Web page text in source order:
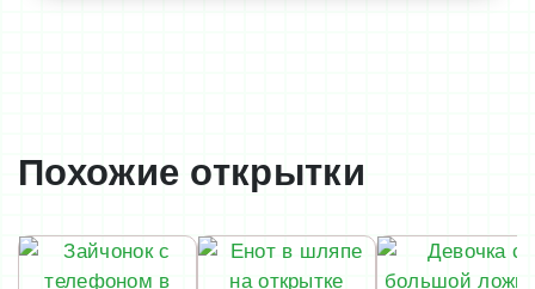
Похожие открытки